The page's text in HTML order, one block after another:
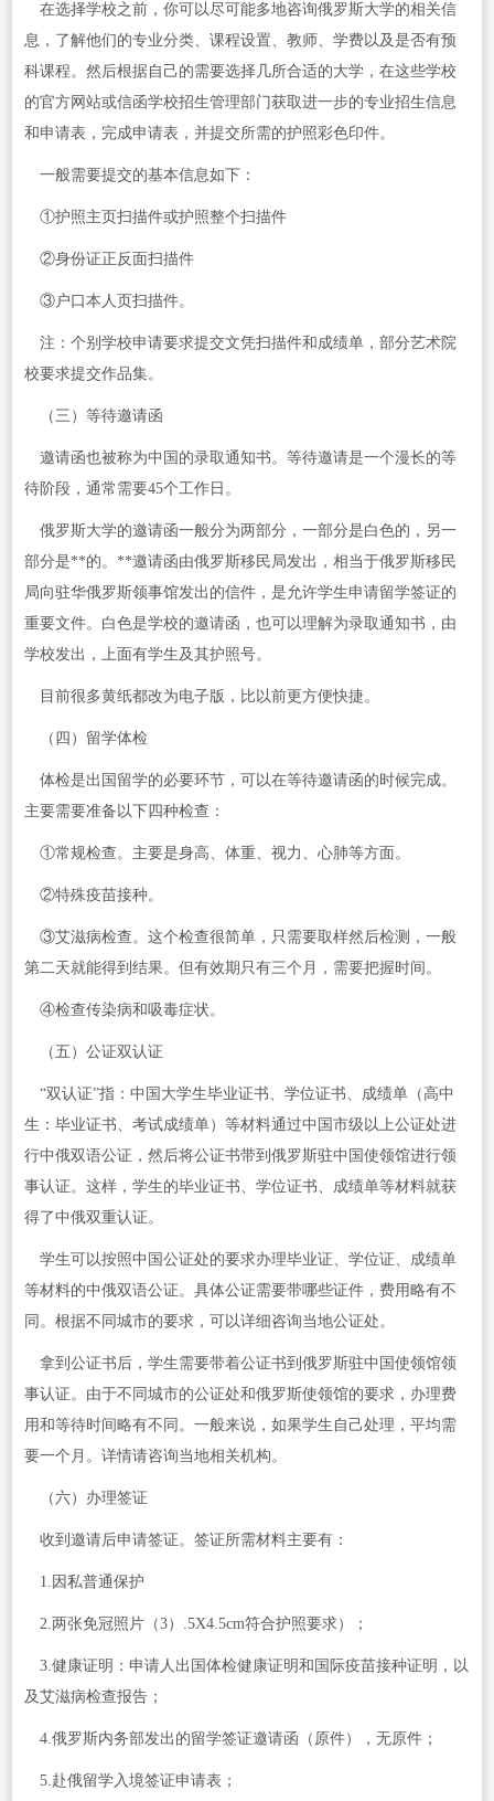
在选择学校之前，你可以尽可能多地咨询俄罗斯大学的相关信
息，了解他们的专业分类、课程设置、教师、学费以及是否有预
科课程。然后根据自己的需要选择几所合适的大学，在这些学校
的官方网站或信函学校招生管理部门获取进一步的专业招生信息
和申请表，完成申请表，并提交所需的护照彩色印件。
一般需要提交的基本信息如下：
①护照主页扫描件或护照整个扫描件
②身份证正反面扫描件
③户口本人页扫描件。
注：个别学校申请要求提交文凭扫描件和成绩单，部分艺术院
校要求提交作品集。
（三）等待邀请函
邀请函也被称为中国的录取通知书。等待邀请是一个漫长的等
待阶段，通常需要45个工作日。
俄罗斯大学的邀请函一般分为两部分，一部分是白色的，另一
部分是**的。**邀请函由俄罗斯移民局发出，相当于俄罗斯移民
局向驻华俄罗斯领事馆发出的信件，是允许学生申请留学签证的
重要文件。白色是学校的邀请函，也可以理解为录取通知书，由
学校发出，上面有学生及其护照号。
目前很多黄纸都改为电子版，比以前更方便快捷。
（四）留学体检
体检是出国留学的必要环节，可以在等待邀请函的时候完成。
主要需要准备以下四种检查：
①常规检查。主要是身高、体重、视力、心肺等方面。
②特殊疫苗接种。
③艾滋病检查。这个检查很简单，只需要取样然后检测，一般
第二天就能得到结果。但有效期只有三个月，需要把握时间。
④检查传染病和吸毒症状。
（五）公证双认证
“双认证”指：中国大学生毕业证书、学位证书、成绩单（高中
生：毕业证书、考试成绩单）等材料通过中国市级以上公证处进
行中俄双语公证，然后将公证书带到俄罗斯驻中国使领馆进行领
事认证。这样，学生的毕业证书、学位证书、成绩单等材料就获
得了中俄双重认证。
学生可以按照中国公证处的要求办理毕业证、学位证、成绩单
等材料的中俄双语公证。具体公证需要带哪些证件，费用略有不
同。根据不同城市的要求，可以详细咨询当地公证处。
拿到公证书后，学生需要带着公证书到俄罗斯驻中国使领馆领
事认证。由于不同城市的公证处和俄罗斯使领馆的要求，办理费
用和等待时间略有不同。一般来说，如果学生自己处理，平均需
要一个月。详情请咨询当地相关机构。
（六）办理签证
收到邀请后申请签证。签证所需材料主要有：
1.因私普通保护
2.两张免冠照片（3）.5X4.5cm符合护照要求）；
3.健康证明：申请人出国体检健康证明和国际疫苗接种证明，以
及艾滋病检查报告；
4.俄罗斯内务部发出的留学签证邀请函（原件），无原件；
5.赴俄留学入境签证申请表；